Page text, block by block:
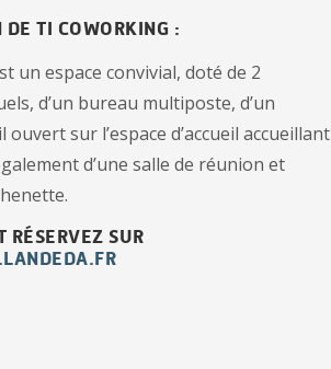
DE TI COWORKING :
un espace convivial, doté de 2
d’un bureau multiposte, d’un
ouvert sur l’espace d’accueil accueillant
d’une salle de réunion et
RÉSERVEZ SUR